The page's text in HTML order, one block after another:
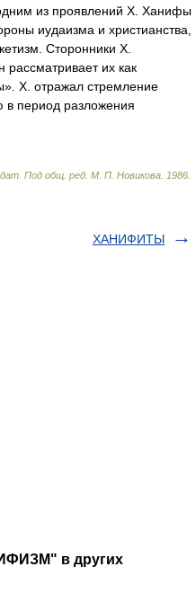
из проявлений X. Ханифы
иудаизма и христианства,
Сторонники X.
их как
X. отражал стремление
в период разложения
Под общ. ред. М. П. Новикова 1986
ХАНИФИТЫ
в других